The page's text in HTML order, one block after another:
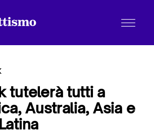
tutelerà tutti a
Australia, Asia e